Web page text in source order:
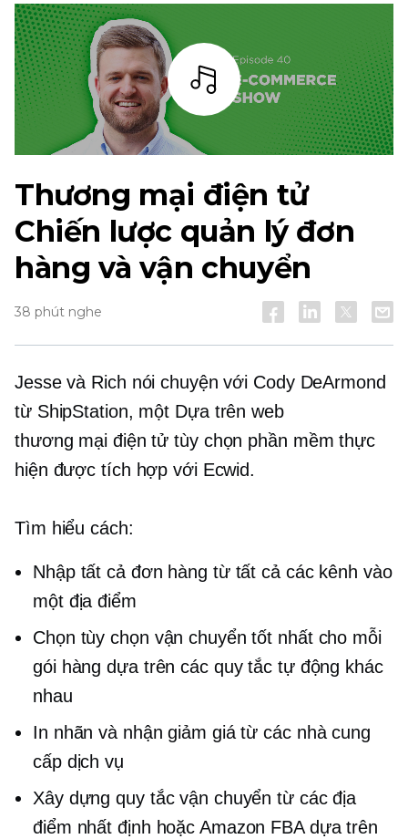
Thanh
Thương mại điện tử
Chiến lược quản lý đơn
hàng và vận chuyển
38 phút nghe
Jesse và Rich nói chuyện với Cody DeArmond
từ ShipStation, một Dựa trên web
thương mại điện tử tùy chọn phần mềm thực
hiện được tích hợp với Ecwid.
Tìm hiểu cách:
Nhập tất cả đơn hàng từ tất cả các kênh vào
một địa điểm
Chọn tùy chọn vận chuyển tốt nhất cho mỗi
gói hàng dựa trên các quy tắc tự động khác
nhau
In nhãn và nhận giảm giá từ các nhà cung
cấp dịch vụ
Xây dựng quy tắc vận chuyển từ các địa
điểm nhất định hoặc Amazon FBA dựa trên